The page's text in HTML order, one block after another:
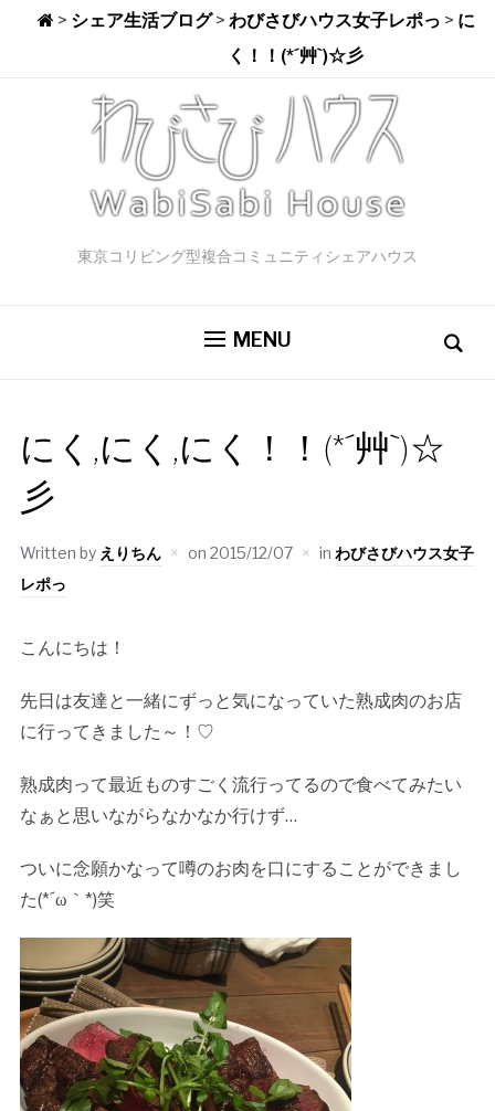
> シェア生活ブログ> わびさびハウス女子レポっ > に
く！！(*´艸`)☆彡
東京コリビング型複合コミュニティシェアハウス
MENU
にく,にく,にく！！(*´艸`)☆
彡
Written by えりちん on 2015/12/07 in わびさびハウス女子
レポっ
こんにちは！
先日は友達と一緒にずっと気になっていた熟成肉のお店
に行ってきました～！♡
熟成肉って最近ものすごく流行ってるので食べてみたい
なぁと思いながらなかなか行けず…
ついに念願かなって噂のお肉を口にすることができまし
た(*´ω ｀ *)笑